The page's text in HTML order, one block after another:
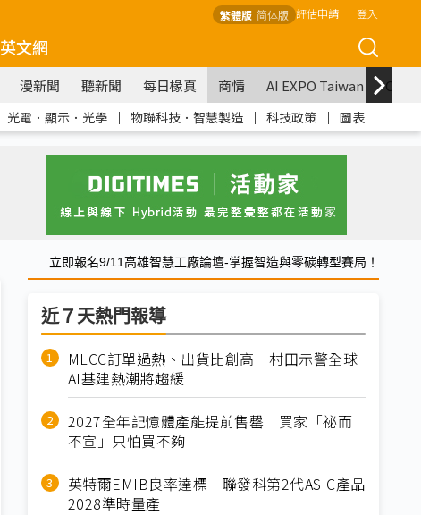
繁體版 简体版 評估申請 登入
英文網
漫新聞 聽新聞 每日椽真 商情 AI EXPO Taiwan
光電．顯示．光學 ｜ 物聯科技．智慧製造 ｜ 科技政策 ｜ 圖表
立即報名9/11高雄智慧工廠論壇-掌握智造與零碳轉型賽局！
近７天熱門報導
MLCC訂單過熱、出貨比創高 村田示警全球
AI基建熱潮將趨緩
2027全年記憶體產能提前售罄 買家「祕而
不宣」只怕買不夠
英特爾EMIB良率達標 聯發科第2代ASIC產品
2028準時量產